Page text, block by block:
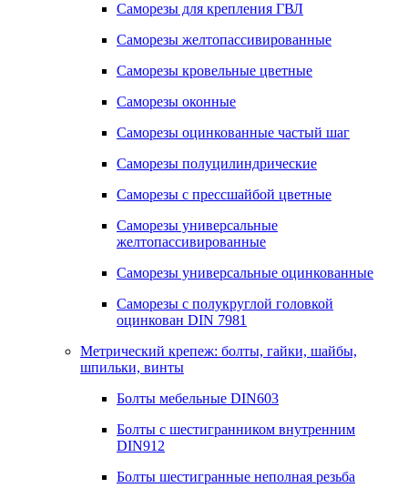
Саморезы для крепления ГВЛ
Саморезы желтопассивированные
Саморезы кровельные цветные
Саморезы оконные
Саморезы оцинкованные частый шаг
Саморезы полуцилиндрические
Саморезы с прессшайбой цветные
Саморезы универсальные
желтопассивированные
Саморезы универсальные оцинкованные
Саморезы с полукруглой головкой
оцинкован DIN 7981
Метрический крепеж: болты, гайки, шайбы,
шпильки, винты
Болты мебельные DIN603
Болты с шестигранником внутренним
DIN912
Болты шестигранные неполная резьба